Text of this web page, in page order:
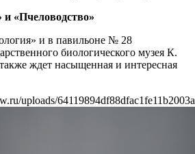
и «Пчеловодство»
и в павильоне № 28
биологического музея К.
ждет насыщенная и интересная
uploads/